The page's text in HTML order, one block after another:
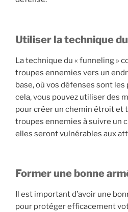
Utiliser la technique
La technique du « funneling »
troupes ennemies vers un
base, où vos défenses sont
cela, vous pouvez utiliser des
pour créer un chemin étroit et
troupes ennemies à suivre un
elles seront vulnérables aux
Former une bonne
Il est important d’avoir une
pour protéger efficacement